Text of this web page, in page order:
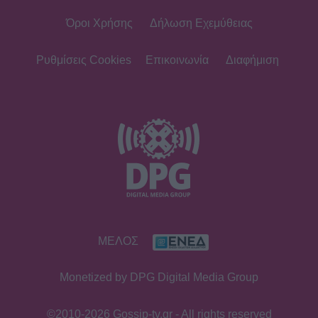
«βουτιά» στα 48 του μαζί με τα
Νατάσα Εξηνταβελώνη: Η πιο
τρυφερή αγκαλιά στη Λίλα
Μπακλέση που μόλις γέννησε
Όροι Χρήσης Δήλωση Εχεμύθειας
Ρυθμίσεις Cookies Επικοινωνία Διαφήμιση
ΜΕΛΟΣ
Monetized by DPG Digital Media Group
©2010-2026 Gossip-tv.gr - All rights reserved